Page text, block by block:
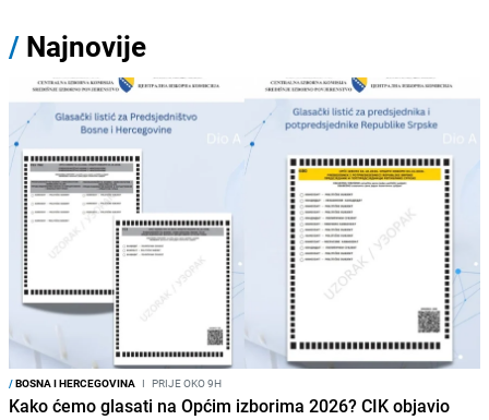
/ Najnovije
/BOSNA I HERCEGOVINA I PRIJE OKO 9H
Kako ćemo glasati na Općim izborima 2026? CIK objavio